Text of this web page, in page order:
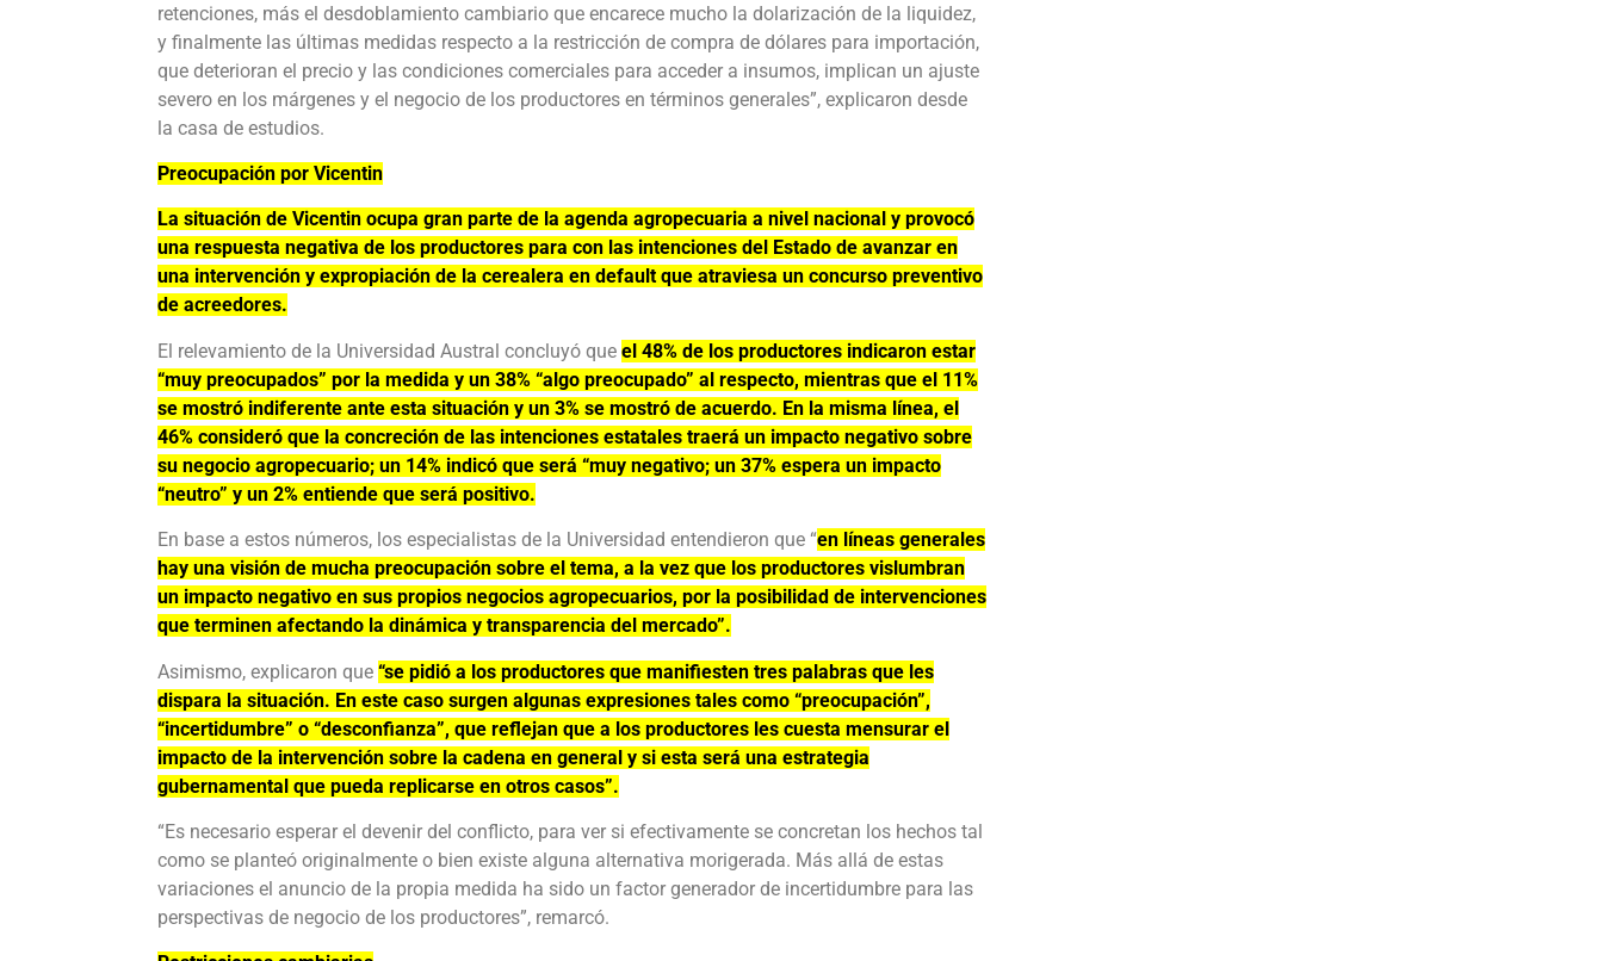
retenciones, más el desdoblamiento cambiario que encarece mucho la dolarización de la liquidez,
y finalmente las últimas medidas respecto a la restricción de compra de dólares para importación,
que deterioran el precio y las condiciones comerciales para acceder a insumos, implican un ajuste
severo en los márgenes y el negocio de los productores en términos generales”, explicaron desde
la casa de estudios.
Preocupación por Vicentin
La situación de Vicentin ocupa gran parte de la agenda agropecuaria a nivel nacional y provocó
una respuesta negativa de los productores para con las intenciones del Estado de avanzar en
una intervención y expropiación de la cerealera en default que atraviesa un concurso preventivo
de acreedores.
El relevamiento de la Universidad Austral concluyó que el 48% de los productores indicaron estar
“muy preocupados” por la medida y un 38% “algo preocupado” al respecto, mientras que el 11%
se mostró indiferente ante esta situación y un 3% se mostró de acuerdo. En la misma línea, el
46% consideró que la concreción de las intenciones estatales traerá un impacto negativo sobre
su negocio agropecuario; un 14% indicó que será “muy negativo; un 37% espera un impacto
“neutro” y un 2% entiende que será positivo.
En base a estos números, los especialistas de la Universidad entendieron que “en líneas generales
hay una visión de mucha preocupación sobre el tema, a la vez que los productores vislumbran
un impacto negativo en sus propios negocios agropecuarios, por la posibilidad de intervenciones
que terminen afectando la dinámica y transparencia del mercado”.
Asimismo, explicaron que “se pidió a los productores que manifiesten tres palabras que les
dispara la situación. En este caso surgen algunas expresiones tales como “preocupación”,
“incertidumbre” o “desconfianza”, que reflejan que a los productores les cuesta mensurar el
impacto de la intervención sobre la cadena en general y si esta será una estrategia
gubernamental que pueda replicarse en otros casos”.
“Es necesario esperar el devenir del conflicto, para ver si efectivamente se concretan los hechos tal
como se planteó originalmente o bien existe alguna alternativa morigerada. Más allá de estas
variaciones el anuncio de la propia medida ha sido un factor generador de incertidumbre para las
perspectivas de negocio de los productores”, remarcó.